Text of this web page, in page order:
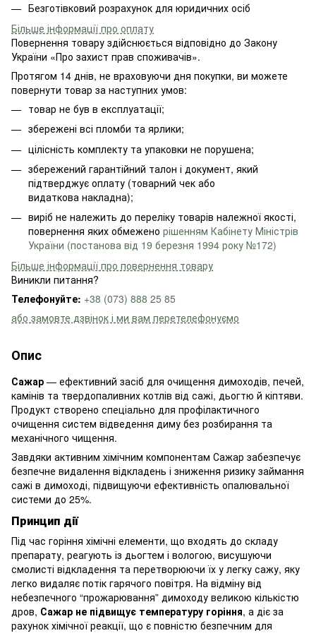
Безготівковий розрахунок для юридичних осіб
Більше інформації про оплату
Повернення товару здійснюється відповідно до Закону
України «Про захист прав споживачів».
Протягом 14 днів, не враховуючи дня покупки, ви можете
повернути товар за наступних умов:
товар не був в експлуатації;
збережені всі пломби та ярлики;
цілісність комплекту та упаковки не порушена;
збережений гарантійний талон і документ, який
підтверджує оплату (товарний чек або
видаткова накладна);
виріб не належить до переліку товарів належної якості,
повернення яких обмежено рішенням Кабінету Міністрів
України (постанова від 19 березня 1994 року №172)
Більше інформації про повернення товару
Виникли питання?
Телефонуйте: +38 (073) 888 25 85
або замовте дзвінок і ми вам перетелефонуємо
Опис
Сажар — ефективний засіб для очищення димоходів, печей,
камінів та твердопаливних котлів від сажі, дьогтю й кіптяви.
Продукт створено спеціально для профілактичного
очищення систем відведення диму без розбирання та
механічного чищення.
Завдяки активним хімічним компонентам Сажар забезпечує
безпечне видалення відкладень і зниження ризику займання
сажі в димоході, підвищуючи ефективність опалювальної
системи до 25%.
Принцип дії
Під час горіння хімічні елементи, що входять до складу
препарату, реагують із дьогтем і вологою, висушуючи
смолисті відкладення та перетворюючи їх у легку сажу, яку
легко видаляє потік гарячого повітря. На відміну від
небезпечного “прожарювання” димоходу великою кількістю
дров, Сажар не підвищує температуру горіння, а діє за
рахунок хімічної реакції, що є повністю безпечним для